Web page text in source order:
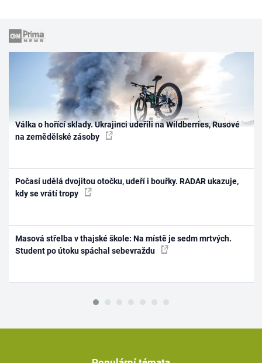
Válka o hořící sklady. Ukrajinci udeřili na Wildberries, Rusové
na zemědělské zásoby
Počasí udělá dvojitou otočku, udeří i bouřky. RADAR ukazuje,
kdy se vrátí tropy
Masová střelba v thajské škole: Na místě je sedm mrtvých.
Student po útoku spáchal sebevraždu